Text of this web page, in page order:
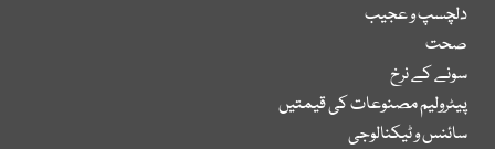
دلچسپ و عجیب
صحت
سونے کے نرخ
پیٹرولیم مصنوعات کی قیمتیں
سائنس و ٹیکنالوجی